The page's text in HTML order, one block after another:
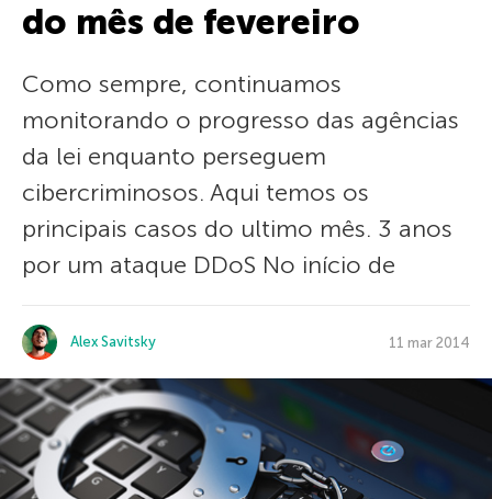
do mês de fevereiro
Como sempre, continuamos
monitorando o progresso das agências
da lei enquanto perseguem
cibercriminosos. Aqui temos os
principais casos do ultimo mês. 3 anos
por um ataque DDoS No início de
Alex Savitsky 11 mar 2014